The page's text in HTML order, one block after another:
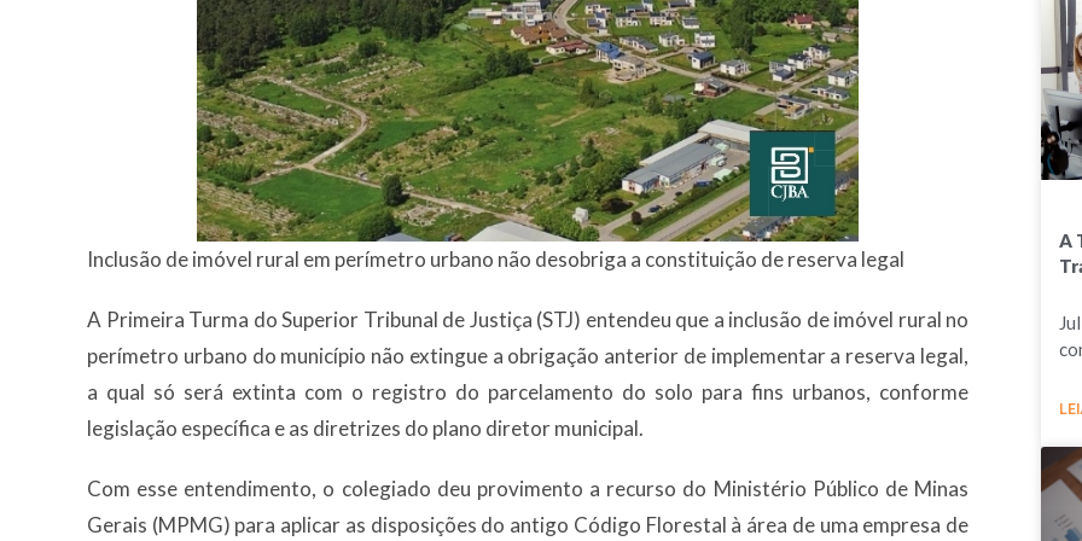
Inclusão de imóvel rural em perímetro urbano não desobriga a constituição de reserva legal
​A Primeira Turma do Superior Tribunal de Justiça (STJ) entendeu que a inclusão de imóvel rural no
perímetro urbano do município não extingue a obrigação anterior de implementar a reserva legal,
a qual só será extinta com o registro do parcelamento do solo para fins urbanos, conforme
legislação específica e as diretrizes do plano diretor municipal.
Com esse entendimento, o colegiado deu provimento a recurso do Ministério Público de Minas
Gerais (MPMG) para aplicar as disposições do antigo Código Florestal à área de uma empresa de
A